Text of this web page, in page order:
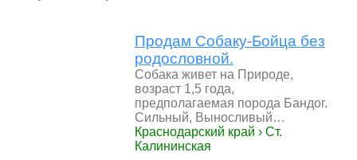
Продам Собаку-Бойца без
родословной.
Собака живет на Природе,
возраст 1,5 года,
предполагаемая порода Бандог.
Сильный, Выносливый…
Краснодарский край › Ст.
Калининская